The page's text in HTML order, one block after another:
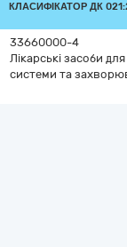
КЛАСИФІКАТОР ДК
33660000-4
Лікарські засоби
системи та